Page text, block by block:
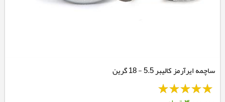
ساچمه ایرآرمز کالیبر 5.5 - 18 گرین